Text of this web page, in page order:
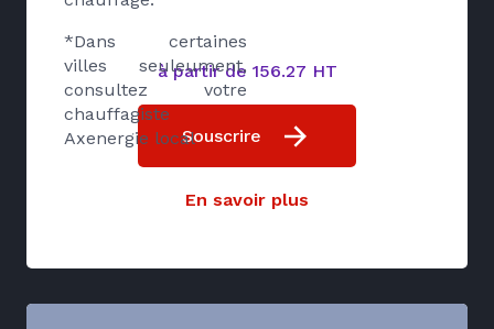
*Dans certaines
villes seuleument,
consultez votre
chauffagiste
Axenergie local
à partir de 156.27 HT
Souscrire
En savoir plus